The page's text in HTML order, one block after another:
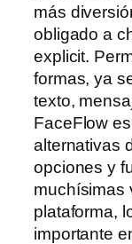
más
obligado a
explicit.
formas, ya
texto,
FaceFlow
alternativas
opciones y
muchísimas
plataforma,
importante